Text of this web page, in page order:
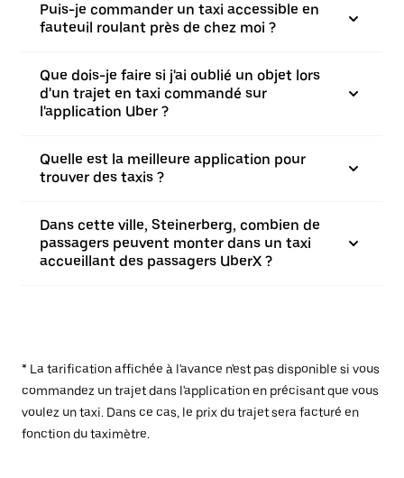
Puis-je commander un taxi accessible en
fauteuil roulant près de chez moi ?
Que dois-je faire si j'ai oublié un objet lors
d'un trajet en taxi commandé sur
l'application Uber ?
Quelle est la meilleure application pour
trouver des taxis ?
Dans cette ville, Steinerberg, combien de
passagers peuvent monter dans un taxi
accueillant des passagers UberX ?
* La tarification affichée à l'avance n'est pas disponible si vous
commandez un trajet dans l'application en précisant que vous
voulez un taxi. Dans ce cas, le prix du trajet sera facturé en
fonction du taximètre.